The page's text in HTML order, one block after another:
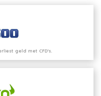
geld met CFD’s.